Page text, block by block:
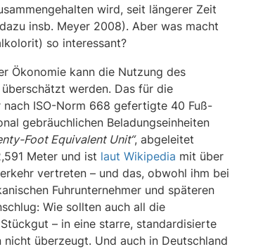
wird, seit längerer Zeit
insb. Meyer 2008). Aber was macht
so interessant?
Ökonomie kann die Nutzung des
werden. Das für die
ISO-Norm 668 gefertigte 40 Fuß-
gebräuchlichen Beladungseinheiten
Foot Equivalent Unit“, abgeleitet
Meter und ist laut Wikipedia mit über
vertreten – und das, obwohl ihm bei
Fuhrunternehmer und späteren
Wie sollten auch all die
– in eine starre, standardisierte
überzeugt. Und auch in Deutschland